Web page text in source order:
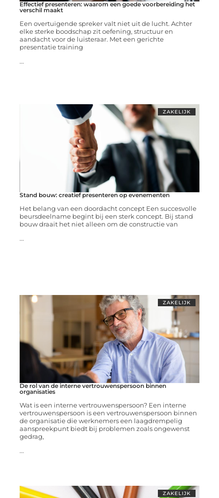
Effectief presenteren: waarom een goede voorbereiding het
verschil maakt
Een overtuigende spreker valt niet uit de lucht. Achter
elke sterke boodschap zit oefening, structuur en
aandacht voor de luisteraar. Met een gerichte
presentatie training
...
ZAKELIJK
Stand bouw: creatief presenteren op evenementen
Het belang van een doordacht concept Een succesvolle
beursdeelname begint bij een sterk concept. Bij stand
bouw draait het niet alleen om de constructie van
...
ZAKELIJK
De rol van de interne vertrouwenspersoon binnen
organisaties
Wat is een interne vertrouwenspersoon? Een interne
vertrouwenspersoon is een vertrouwenspersoon binnen
de organisatie die werknemers een laagdrempelig
aanspreekpunt biedt bij problemen zoals ongewenst
gedrag,
...
ZAKELIJK